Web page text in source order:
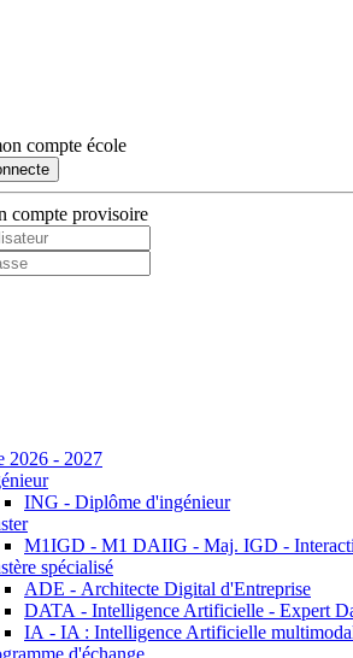
compte école
compte provisoire
2026 - 2027
ING - Diplôme d'ingénieur
M1IGD - M1 DAIIG - Maj. IGD -
spécialisé
ADE - Architecte Digital d'Entreprise
DATA - Intelligence Artificielle - Expert
IA - IA : Intelligence Artificielle
d'échange